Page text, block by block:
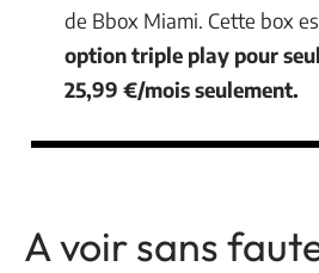
de Bbox Miami. Cette box
option triple play pour
25,99 €/mois seulement.
A voir sans